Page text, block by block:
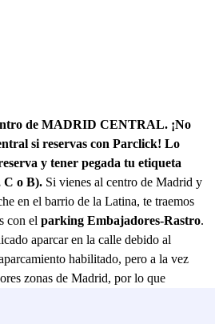
de MADRID CENTRAL. ¡No
si reservas con Parclick! Lo
y tener pegada tu etiqueta
C o B). Si vienes al centro de Madrid y
en el barrio de la Latina, te traemos
con el parking Embajadores-Rastro.
aparcar en la calle debido al
habilitado, pero a la vez
zonas de Madrid, por lo que